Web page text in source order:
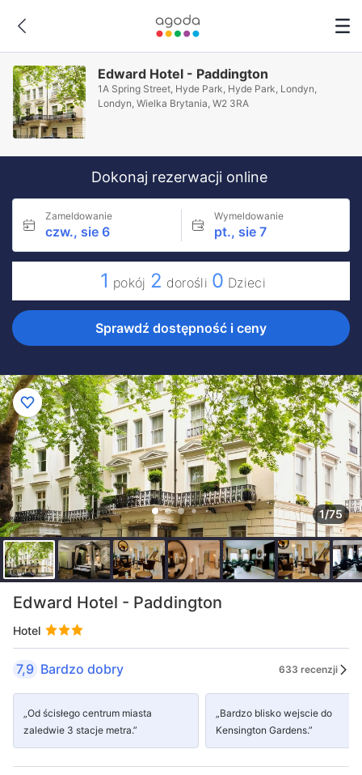
Edward Hotel - Paddington
1A Spring Street, Hyde Park, Hyde Park, Londyn,
Londyn, Wielka Brytania, W2 3RA
Dokonaj rezerwacji online
Zameldowanie
czw., sie 6
Wymeldowanie
pt., sie 7
1 pokój 2 dorośli 0 Dzieci
Sprawdź dostępność i ceny
1/75
Edward Hotel - Paddington
Hotel
7,9 Bardzo dobry 633 recenzji
„Od ścisłego centrum miasta
zaledwie 3 stacje metra.”
„Bardzo blisko wejscie do
Kensington Gardens.”